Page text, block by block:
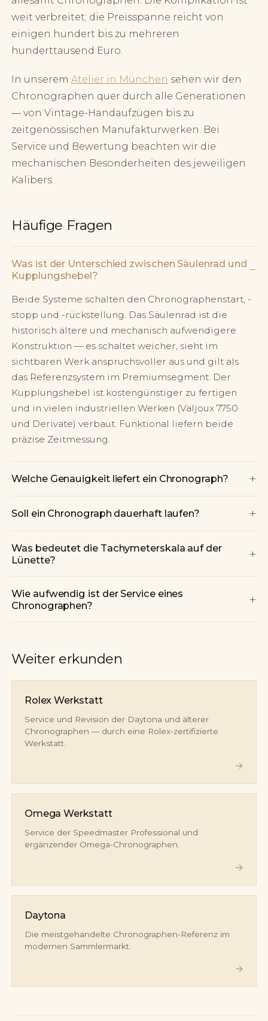
weit verbreitet; die Preisspanne reicht von
einigen hundert bis zu mehreren
hunderttausend Euro.
In unseremAtelier in München sehen wir den
Chronographen quer durch alle Generationen
— von Vintage-Handaufzügen bis zu
zeitgenössischen Manufakturwerken. Bei
Service und Bewertung beachten wir die
mechanischen Besonderheiten des jeweiligen
Kalibers.
Häufige Fragen
Was ist der Unterschied zwischen Säulenrad und
Kupplungshebel?
−
Beide Systeme schalten den Chronographenstart, -
stopp und -rückstellung. Das Säulenrad ist die
historisch ältere und mechanisch aufwendigere
Konstruktion — es schaltet weicher, sieht im
sichtbaren Werk anspruchsvoller aus und gilt als
das Referenzsystem im Premiumsegment. Der
Kupplungshebel ist kostengünstiger zu fertigen
und in vielen industriellen Werken (Valjoux 7750
und Derivate) verbaut. Funktional liefern beide
präzise Zeitmessung.
Welche Genauigkeit liefert ein Chronograph? +
Soll ein Chronograph dauerhaft laufen? +
Was bedeutet die Tachymeterskala auf der
Lünette?
+
Wie aufwendig ist der Service eines
Chronographen?
+
Weiter erkunden
Rolex Werkstatt
Service und Revision der Daytona und älterer
Chronographen — durch eine Rolex-zertifizierte
Werkstatt.
→
Omega Werkstatt
Service der Speedmaster Professional und
ergänzender Omega-Chronographen.
→
Daytona
Die meistgehandelte Chronographen-Referenz im
modernen Sammlermarkt.
→